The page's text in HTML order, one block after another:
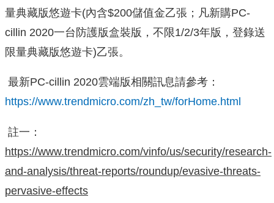
量典藏版悠遊卡(內含$200儲值金乙張；凡新購PC-
cillin 2020一台防護版盒裝版，不限1/2/3年版，登錄送
限量典藏版悠遊卡)乙張。
最新PC-cillin 2020雲端版相關訊息請參考：
https://www.trendmicro.com/zh_tw/forHome.html
註一：
https://www.trendmicro.com/vinfo/us/security/research-
and-analysis/threat-reports/roundup/evasive-threats-
pervasive-effects